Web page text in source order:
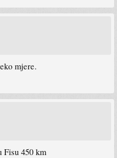
mjere.
Fisu 450 km